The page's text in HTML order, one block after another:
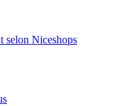
selon Niceshops